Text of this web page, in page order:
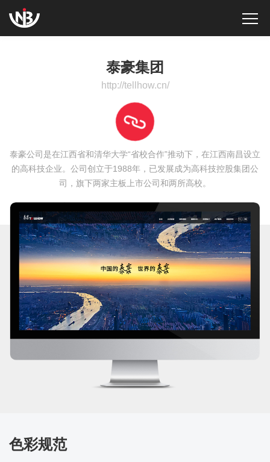
泰豪集团
http://tellhow.cn/
泰豪公司是在江西省和清华大学“省校合作”推动下，在江西南昌设立
的高科技企业。公司创立于1988年，已发展成为高科技控股集团公
司，旗下两家主板上市公司和两所高校。
色彩规范